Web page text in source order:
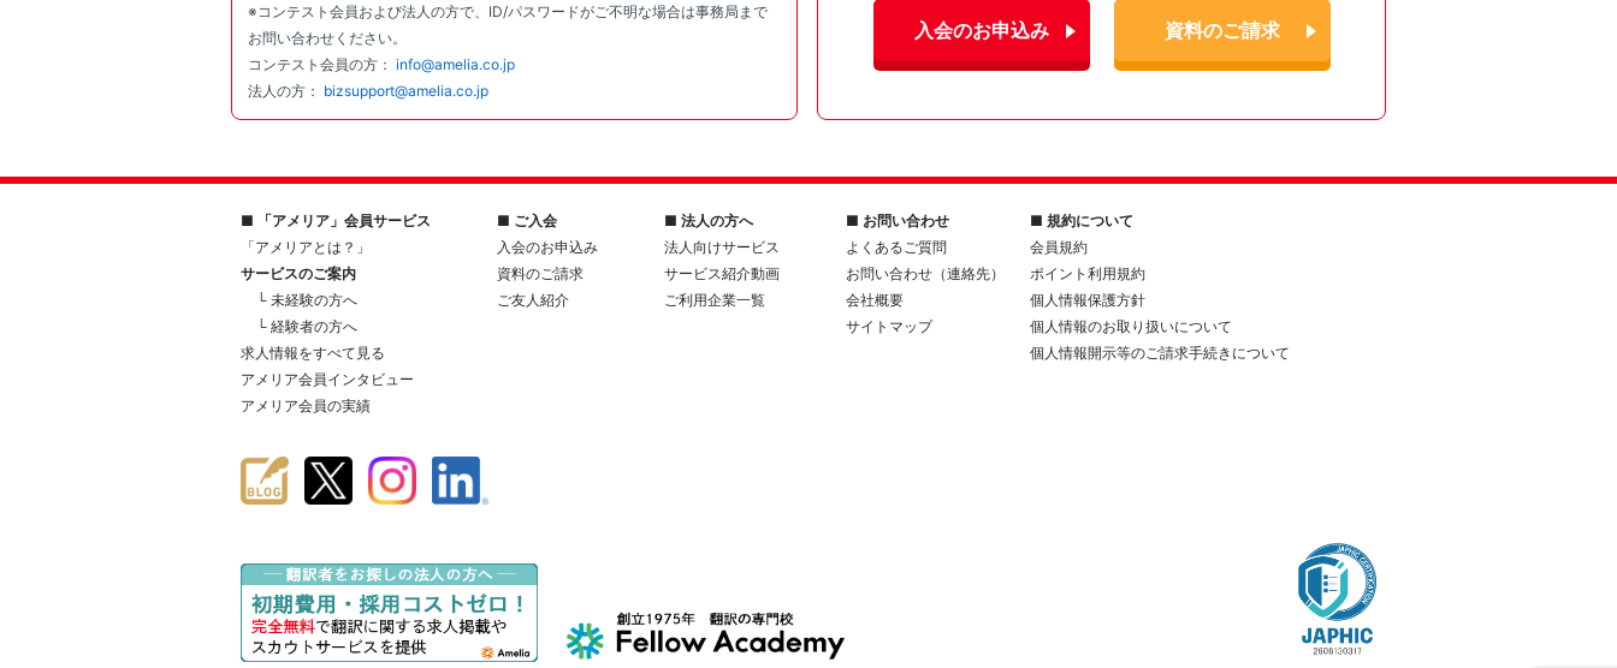
※コンテスト会員および法人の方で、ID/パスワードがご不明な場合は事務局まで
お問い合わせください。
コンテスト会員の方： info@amelia.co.jp
法人の方： bizsupport@amelia.co.jp
入会のお申込み 資料のご請求
■ 「アメリア」会員サービス
「アメリアとは？」
サービスのご案内
└ 未経験の方へ
└ 経験者の方へ
求人情報をすべて見る
アメリア会員インタビュー
アメリア会員の実績
■ ご入会
入会のお申込み
資料のご請求
ご友人紹介
■ 法人の方へ
法人向けサービス
サービス紹介動画
ご利用企業一覧
■ お問い合わせ
よくあるご質問
お問い合わせ（連絡先）
会社概要
サイトマップ
■ 規約について
会員規約
ポイント利用規約
個人情報保護方針
個人情報のお取り扱いについて
個人情報開示等のご請求手続きについて